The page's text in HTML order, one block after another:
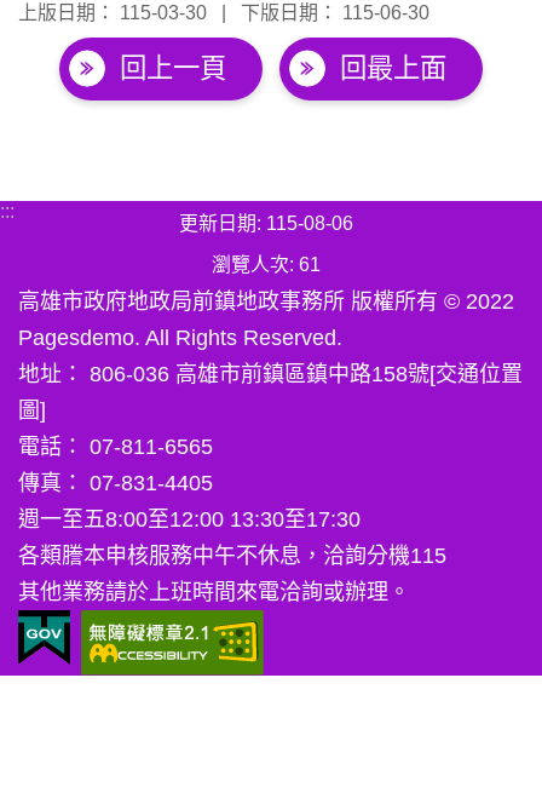
上版日期： 115-03-30 下版日期： 115-06-30
回上一頁 回最上面
:::
更新日期
115-08-06
瀏覽人次 61
高雄市政府地政局前鎮地政事務所 版權所有 © 2022
Pagesdemo. All Rights Reserved.
地址： 806-036 高雄市前鎮區鎮中路158號[交通位置
圖]
電話： 07-811-6565
傳真： 07-831-4405
週一至五8:00至12:00 13:30至17:30
各類謄本申核服務中午不休息，洽詢分機115
其他業務請於上班時間來電洽詢或辦理。